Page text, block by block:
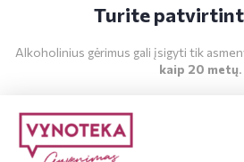
Turite
Alkoholinius gėrimus gali įsigyti tik
kaip 20 metų.